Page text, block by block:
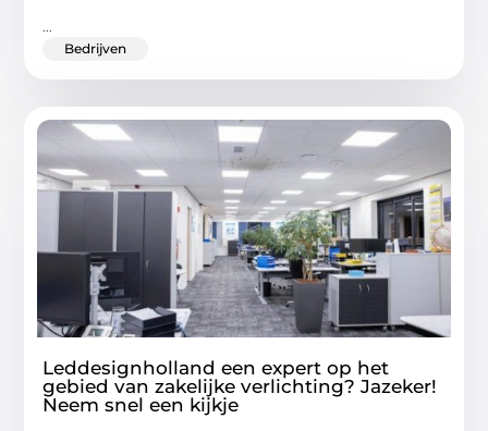
...
Bedrijven
Leddesignholland een expert op het
gebied van zakelijke verlichting? Jazeker!
Neem snel een kijkje